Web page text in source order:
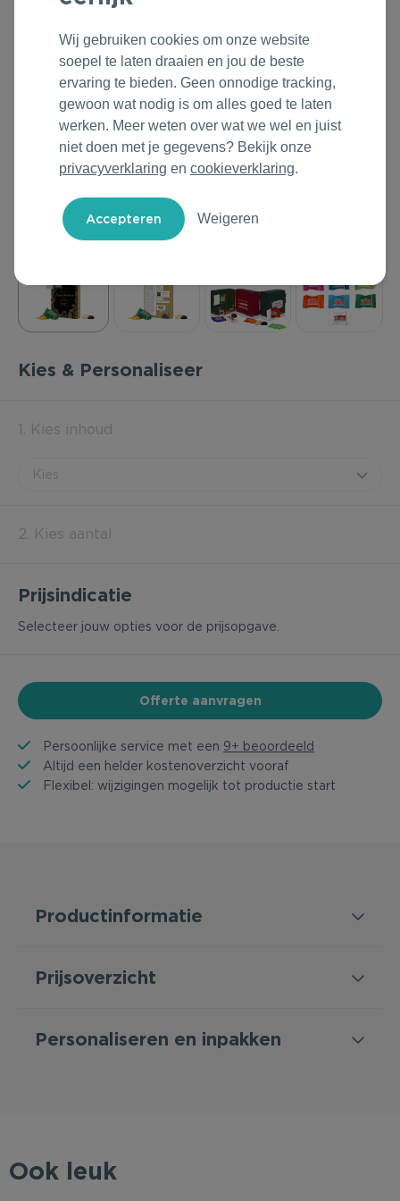
Technologie & Gadgets
Home & Living
Duurzame Bestsellers
Daarom Duurzaam
Oranjefeest
Vakantie & Zomer
Back to Routine
Herfstmomenten
Sinterklaas
Warme Winter
Kerst & Eindejaar
Roll'Eat
Samsonite
Stanley/Stella
Tony's Chocolonely
Kies & Personaliseer
1. Kies inhoud
2. Kies aantal
Prijsindicatie
Selecteer jouw opties voor de prijsopgave.
Offerte aanvragen
Persoonlijke service met een 9+ beoordeeld
Altijd een helder kostenoverzicht vooraf
Flexibel: wijzigingen mogelijk tot productie start
Productinformatie
Prijsoverzicht
Personaliseren en inpakken
Ook leuk
Wij gebruiken cookies om onze website
soepel te laten draaien en jou de beste
ervaring te bieden. Geen onnodige tracking,
gewoon wat nodig is om alles goed te laten
werken. Meer weten over wat we wel en juist
niet doen met je gegevens? Bekijk onze
privacyverklaring en cookieverklaring.
Weigeren